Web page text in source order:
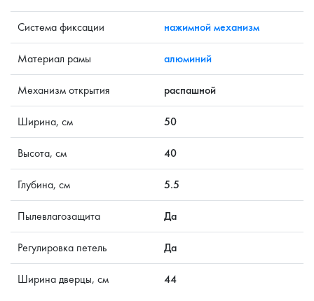
Система фиксации нажимной механизм
Материал рамы алюминий
Механизм открытия распашной
Ширина, см 50
Высота, см 40
Глубина, см 5.5
Пылевлагозащита Да
Регулировка петель Да
Ширина дверцы, см 44